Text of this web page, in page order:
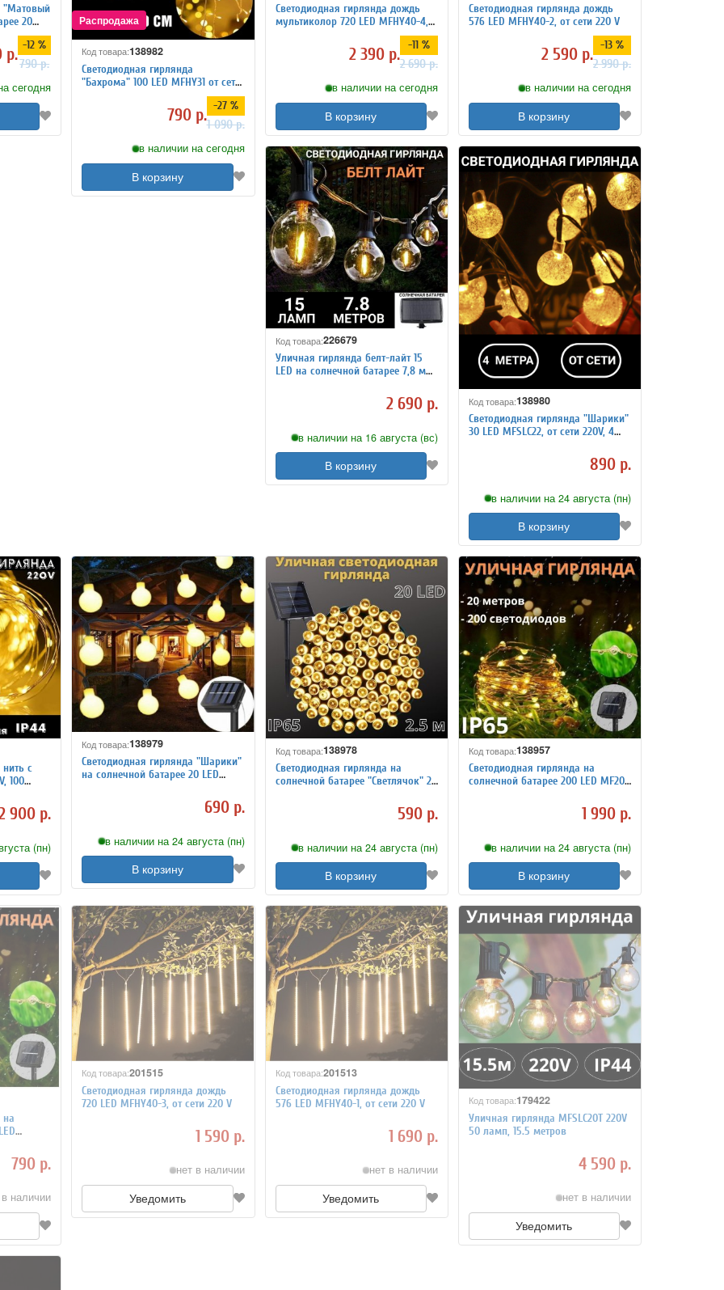
"Матовый
20
р. -12 %
790 р.
сегодня
Код товара:138982
Светодиодная гирлянда
"Бахрома" 100 LED MFHY31 от сети
790 р. -27 %
1 090 р.
в наличии на сегодня
В корзину
Светодиодная гирлянда дождь
мультиколор 720 LED MFHY40-4,
2 390 р. -11 %
2 690 р.
в наличии на сегодня
В корзину
Светодиодная гирлянда дождь
576 LED MFHY40-2, от сети 220 V
2 590 р. -13 %
2 990 р.
в наличии на сегодня
В корзину
Код товара:226679
Уличная гирлянда белт-лайт 15
LED на солнечной батарее 7,8 м
2 690 р.
в наличии на 16 августа (вс)
В корзину
Код товара:138980
Светодиодная гирлянда "Шарики"
30 LED MFSLC22, от сети 220V, 4
890 р.
в наличии на 24 августа (пн)
В корзину
с
100
900 р.
(пн)
Код товара:138979
Светодиодная гирлянда "Шарики"
на солнечной батарее 20 LED
690 р.
в наличии на 24 августа (пн)
В корзину
Код товара:138978
Светодиодная гирлянда на
солнечной батарее "Светлячок" 20
590 р.
в наличии на 24 августа (пн)
В корзину
Код товара:138957
Светодиодная гирлянда на
солнечной батарее 200 LED MF20,
1 990 р.
в наличии на 24 августа (пн)
В корзину
на
790 р.
в наличии
Код товара:201515
Светодиодная гирлянда дождь
720 LED MFHY40-3, от сети 220 V
1 590 р.
нет в наличии
Уведомить
Код товара:201513
Светодиодная гирлянда дождь
576 LED MFHY40-1, от сети 220 V
1 690 р.
нет в наличии
Уведомить
Код товара:179422
Уличная гирлянда MFSLC20T 220V
50 ламп, 15.5 метров
4 590 р.
нет в наличии
Уведомить